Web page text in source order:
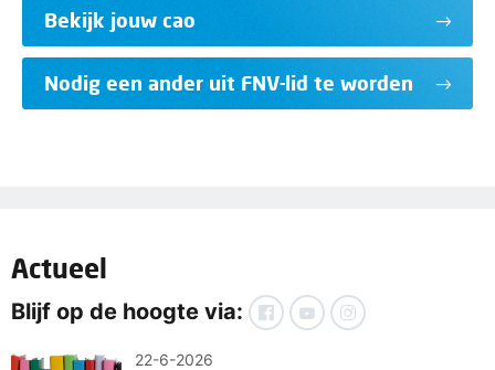
Bekijk jouw cao
Nodig een ander uit FNV-lid te worden
Actueel
Blijf op de hoogte via:
22-6-2026